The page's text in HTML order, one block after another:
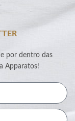
por dentro das
Apparatos!